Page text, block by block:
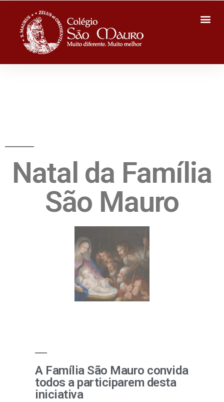
Natal da Família
São Mauro
A Família São Mauro convida
todos a participarem desta
iniciativa